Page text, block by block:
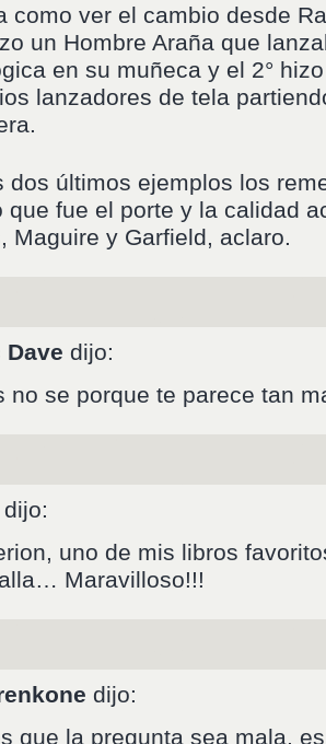
como ver el cambio desde
un Hombre Araña que
en su muñeca y el 2°
lanzadores de tela
dos últimos ejemplos los
que fue el porte y la calidad
Maguire y Garfield, aclaro.
Dave dijo:
no se porque te parece tan
dijo:
uno de mis libros
Maravilloso!!!
dijo:
que la pregunta sea mala,